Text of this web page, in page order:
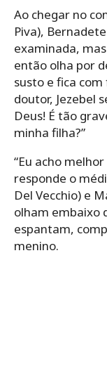
Ao chegar no
Piva),
examinada,
então olha por
susto e fica
doutor, Jezebel
Deus! É tão
minha filha?”
“Eu acho
responde o
Del Vecchio) e
olham embaixo
espantam,
menino.